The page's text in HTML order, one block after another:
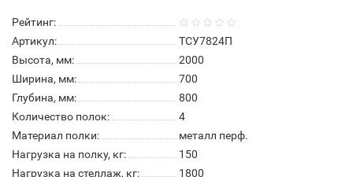
Рейтинг:
Артикул:
ТСУ7824П
Высота, мм:
2000
Ширина, мм:
700
Глубина, мм:
800
Количество полок:
4
Материал полки:
металл перф.
Нагрузка на полку, кг:
150
Нагрузка на стеллаж, кг:
1800